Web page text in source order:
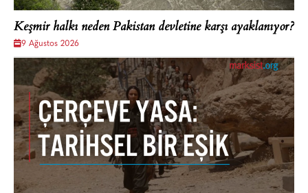
Keşmir halkı neden Pakistan devletine karşı ayaklanıyor?
9 Ağustos 2026